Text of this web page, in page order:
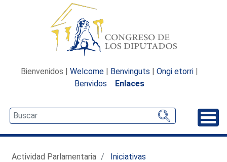
Bienvenidos | Welcome | Benvinguts | Ongi etorri |
Benvidos
Enlaces
Actividad Parlamentaria
Iniciativas